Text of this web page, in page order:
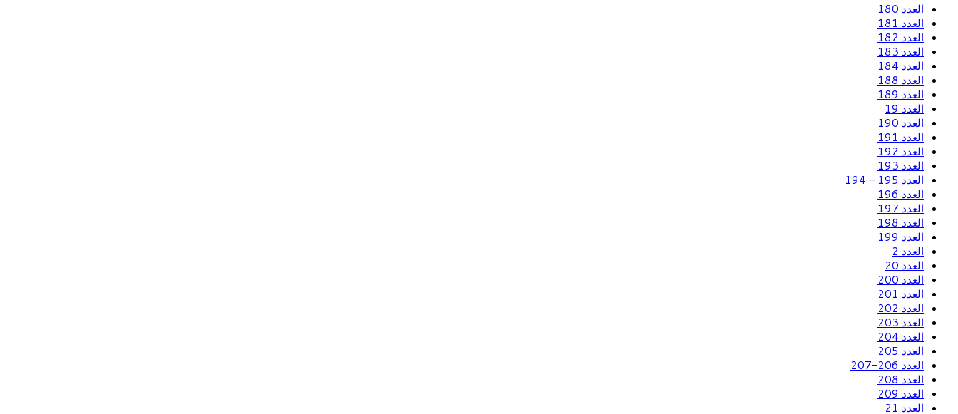
العدد 180
العدد 181
العدد 182
العدد 183
العدد 184
العدد 188
العدد 189
العدد 19
العدد 190
العدد 191
العدد 192
العدد 193
العدد 195 – 194
العدد 196
العدد 197
العدد 198
العدد 199
العدد 2
العدد 20
العدد 200
العدد 201
العدد 202
العدد 203
العدد 204
العدد 205
العدد 206-207
العدد 208
العدد 209
العدد 21